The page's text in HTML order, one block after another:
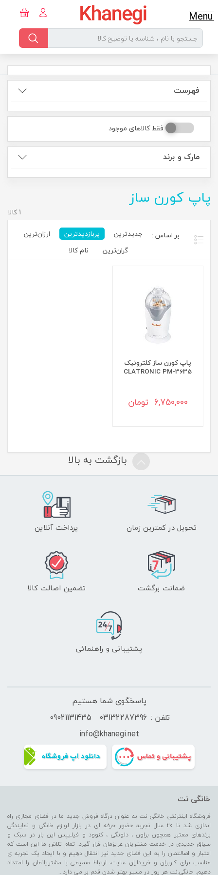
Menu
فهرست
فقط کالاهای موجود
مارک و برند
پاپ کورن ساز
1 کالا
جدیدترین
پربازدیدترین
ارزان‌ترین
گران‌ترین
نام کالا
پاپ کورن ساز کلترونیک
CLATRONIC PM-3635
6,750,000 تومان
بازگشت به بالا
تحویل در کمترین زمان پرداخت آنلاین
ضمانت برگشت تضمین اصالت کالا
پشتیبانی و راهنمائی
پاسخگوی شما هستیم
تلفن : 03132287396
09021131435
info@khanegi.net
خانگی نت
فروشگاه اینترنتی خانگی نت به عنوان درگاه فروش جدید ما در فضای مجازی راه
اندازی شد تا 20 سال تجربه حضور حرفه ای در بازار لوازم خانگی و نمایندگی
برندهای معتبر همچون براون ، دلونگی ، کنوود و فیلیپس این بار در سبک و
سیاق جدیدی در خدمت مشتریان عزیزمان قرار گیرد. تمام تلاش ما این است که
اعتبار و اصالتمان را به این فضای جدید نیز انتقال دهیم و با ایجاد یک تجربه ی
مناسب برای کاربران و خریداران سایت، ارتباط صمیمی با مشتریانمان را امتداد
دهیم. خانگی.نت هر روز در مسیر بهتر شدن قدم بر می دارد...